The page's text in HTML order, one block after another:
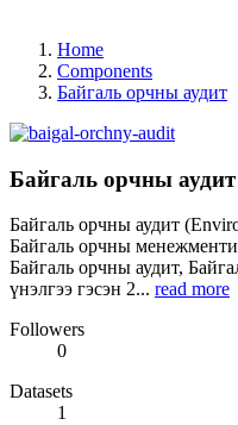
Home
Components
Байгаль орчны аудит
Байгаль орчны аудит
Байгаль орчны аудит
Байгаль орчны
Байгаль орчны аудит,
үнэлгээ гэсэн 2... read more
Followers
0
Datasets
1